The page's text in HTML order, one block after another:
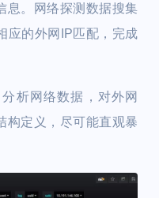
息。网络探测数据搜集
应的外网IP匹配，完成
析网络数据，对外网
构定义，尽可能直观暴